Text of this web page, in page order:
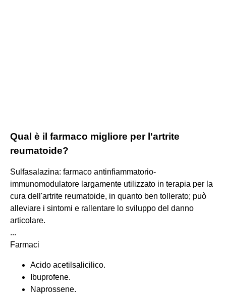
Qual è il farmaco migliore per l'artrite
reumatoide?
Sulfasalazina: farmaco antinfiammatorio-
immunomodulatore largamente utilizzato in terapia per la
cura dell'artrite reumatoide, in quanto ben tollerato; può
alleviare i sintomi e rallentare lo sviluppo del danno
articolare.
...
Farmaci
Acido acetilsalicilico.
Ibuprofene.
Naprossene.